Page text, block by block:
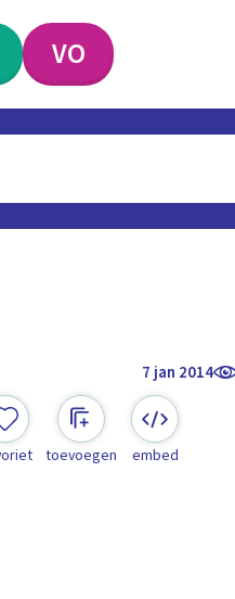
VO
7 jan 2014
toevoegen embed